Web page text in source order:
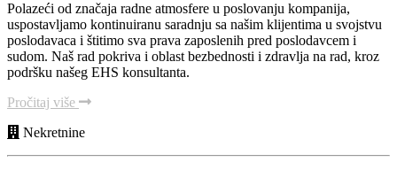
Polazeći od značaja radne atmosfere u poslovanju kompanija,
uspostavljamo kontinuiranu saradnju sa našim klijentima u svojstvu
poslodavaca i štitimo sva prava zaposlenih pred poslodavcem i
sudom. Naš rad pokriva i oblast bezbednosti i zdravlja na rad, kroz
podršku našeg EHS konsultanta.
Pročitaj više
Nekretnine